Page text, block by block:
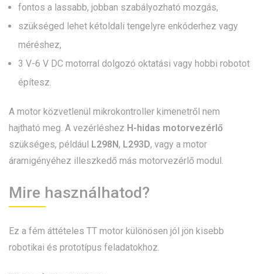
fontos a lassabb, jobban szabályozható mozgás,
szükséged lehet kétoldali tengelyre enkóderhez vagy
méréshez,
3 V-6 V DC motorral dolgozó oktatási vagy hobbi robotot
építesz.
A motor közvetlenül mikrokontroller kimenetről nem
hajtható meg. A vezérléshez H-hidas motorvezérlő
szükséges, például L298N, L293D, vagy a motor
áramigényéhez illeszkedő más motorvezérlő modul.
Mire használhatod?
Ez a fém áttételes TT motor különösen jól jön kisebb
robotikai és prototípus feladatokhoz.